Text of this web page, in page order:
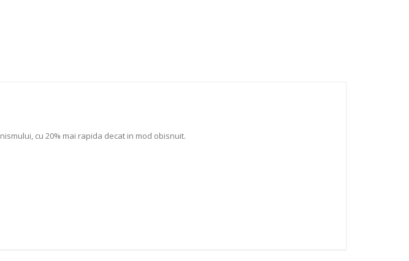
cu 20% mai rapida decat in mod obisnuit.